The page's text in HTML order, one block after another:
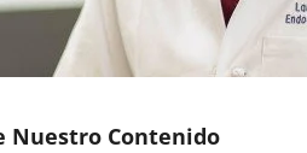
Nuestro Contenido